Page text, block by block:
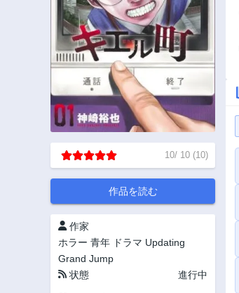
10/ 10 (10)
作品を読む
作家
ホラー 青年 ドラマ Updating
Grand Jump
状態
進行中